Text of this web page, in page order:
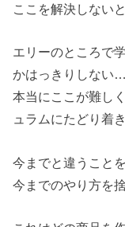
ここを解決しない
エリーのところで
かはっきりしない
本当にここが難し
ュラムにたどり着
今までと違うこと
今までのやり方を